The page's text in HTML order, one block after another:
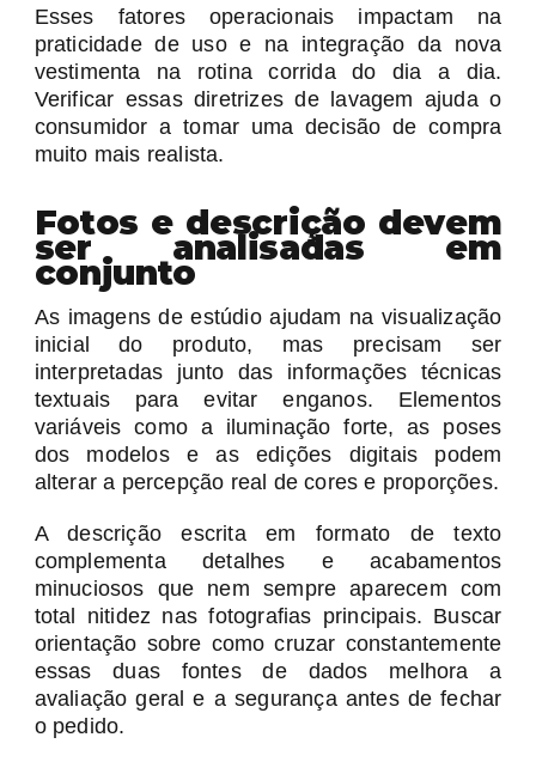
Esses fatores operacionais impactam na
praticidade de uso e na integração da nova
vestimenta na rotina corrida do dia a dia.
Verificar essas diretrizes de lavagem ajuda o
consumidor a tomar uma decisão de compra
muito mais realista.
Fotos e descrição devem
ser analisadas em
conjunto
As imagens de estúdio ajudam na visualização
inicial do produto, mas precisam ser
interpretadas junto das informações técnicas
textuais para evitar enganos. Elementos
variáveis como a iluminação forte, as poses
dos modelos e as edições digitais podem
alterar a percepção real de cores e proporções.
A descrição escrita em formato de texto
complementa detalhes e acabamentos
minuciosos que nem sempre aparecem com
total nitidez nas fotografias principais. Buscar
orientação sobre como cruzar constantemente
essas duas fontes de dados melhora a
avaliação geral e a segurança antes de fechar
o pedido.